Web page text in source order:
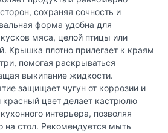
сохраняя сочность и
форма удобна для
мяса, целой птицы или
Крышка плотно прилегает к краям
помогая раскрываться
выкипание жидкости.
защищает чугун от коррозии и
цвет делает кастрюлю
интерьера, позволяя
на стол. Рекомендуется мыть